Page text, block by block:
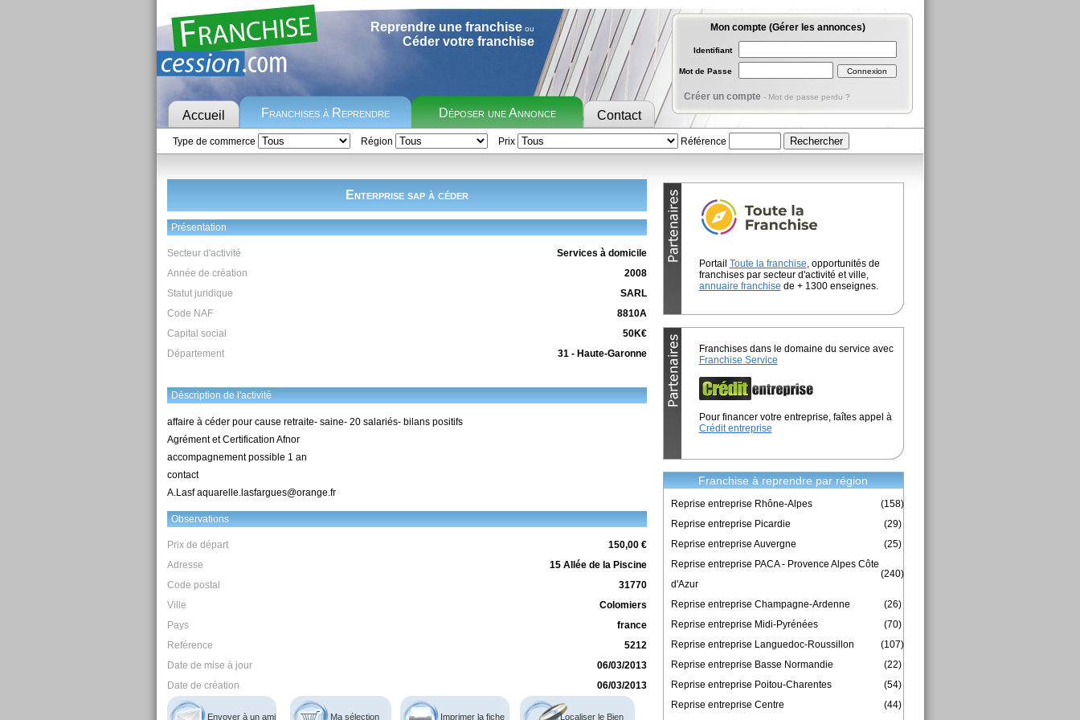
Reprendre une franchiseou
Céder votre franchise
Accueil Franchises à Reprendre Déposer une Annonce Contact
Mon compte (Gérer les annonces)
Identifiant
Mot de Passe
Créer un compte - Mot de passe perdu ?
Type de commerce Région Prix Référence
Enterprise sap à céder
Présentation
Secteur d'activité
Services à domicile
Année de création
2008
Statut juridique
SARL
Code NAF
8810A
Capital social
50K€
Département
31 - Haute-Garonne
Déscription de l'activité
affaire à céder pour cause retraite- saine- 20 salariés- bilans positifs
Agrément et Certification Afnor
accompagnement possible 1 an
contact
A.Lasf aquarelle.lasfargues@orange.fr
Observations
Prix de départ
150,00 €
Adresse
15 Allée de la Piscine
Code postal
31770
Ville
Colomiers
Pays
france
Reférence
5212
Date de mise à jour
06/03/2013
Date de création
06/03/2013
Envoyer à un ami Ma sélection Imprimer la fiche Localiser le Bien
Portail Toute la franchise, opportunités de
franchises par secteur d'activité et ville,
annuaire franchise de + 1300 enseignes.
Franchises dans le domaine du service avec
Franchise Service
Pour financer votre entreprise, faîtes appel à
Crédit entreprise
Franchise à reprendre par région
Reprise entreprise Rhône-Alpes
(158)
Reprise entreprise Picardie
(29)
Reprise entreprise Auvergne
(25)
Reprise entreprise PACA - Provence Alpes Côte
d'Azur
(240)
Reprise entreprise Champagne-Ardenne
(26)
Reprise entreprise Midi-Pyrénées
(70)
Reprise entreprise Languedoc-Roussillon
(107)
Reprise entreprise Basse Normandie
(22)
Reprise entreprise Poitou-Charentes
(54)
Reprise entreprise Centre
(44)